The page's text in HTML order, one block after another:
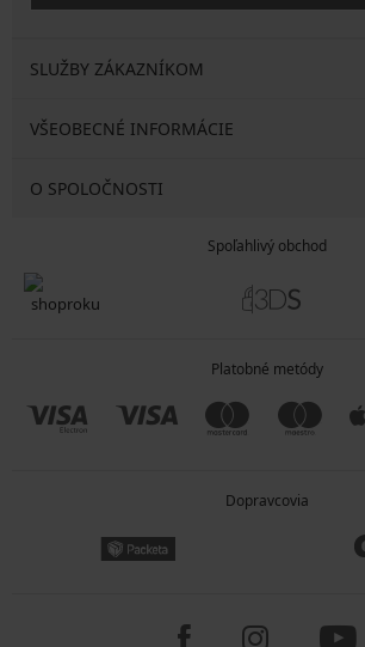
SLUŽBY ZÁKAZNÍKOM
VŠEOBECNÉ INFORMÁCIE
O SPOLOČNOSTI
Spoľahlivý obchod
Platobné metódy
Dopravcovia